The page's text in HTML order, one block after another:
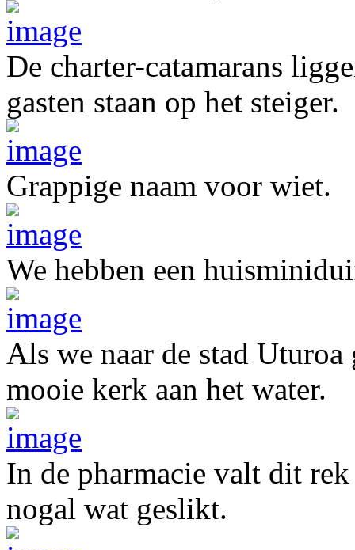
De charter-catamarans
gasten staan op het steiger.
Grappige naam voor wiet.
We hebben een
Als we naar de stad Uturoa
mooie kerk aan het water.
In de pharmacie valt dit
nogal wat geslikt.